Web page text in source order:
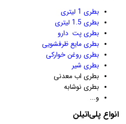
بطری 1 لیتری
بطری 1.5 لیتری
بطری پت دارو
بطری مایع ظرفشویی
بطری روغن خوارکی
بطری شیر
بطری اب معدنی
بطری نوشابه
و...
انواع پلی‌اتیلن